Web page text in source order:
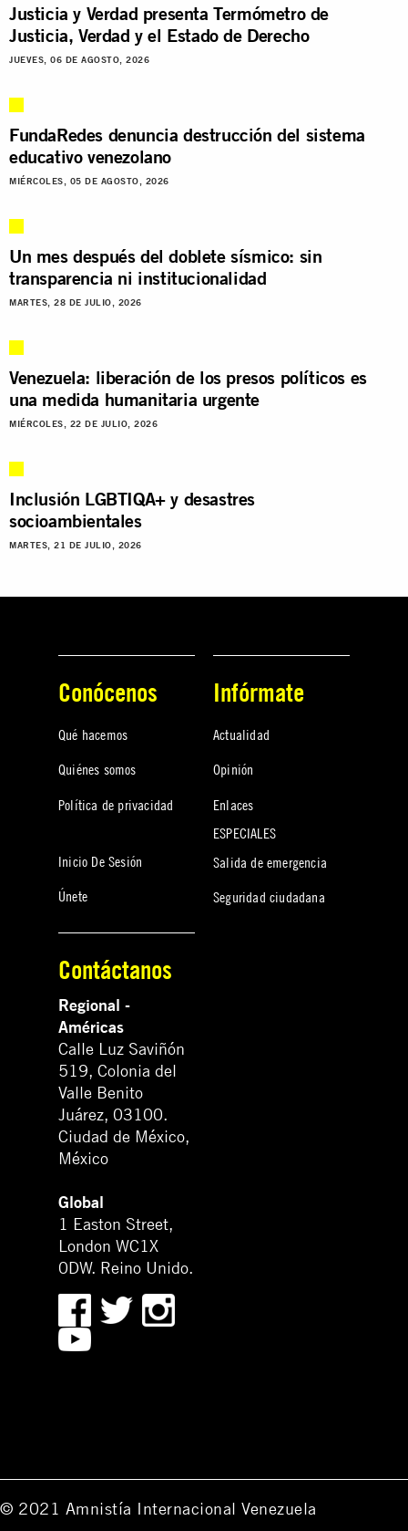
Justicia y Verdad presenta Termómetro de
Justicia, Verdad y el Estado de Derecho
JUEVES, 06 DE AGOSTO, 2026
FundaRedes denuncia destrucción del sistema
educativo venezolano
MIÉRCOLES, 05 DE AGOSTO, 2026
Un mes después del doblete sísmico: sin
transparencia ni institucionalidad
MARTES, 28 DE JULIO, 2026
Venezuela: liberación de los presos políticos es
una medida humanitaria urgente
MIÉRCOLES, 22 DE JULIO, 2026
Inclusión LGBTIQA+ y desastres
socioambientales
MARTES, 21 DE JULIO, 2026
Conócenos
Qué hacemos
Quiénes somos
Política de privacidad
Inicio De Sesión
Únete
Infórmate
Actualidad
Opinión
Enlaces
ESPECIALES
Salida de emergencia
Seguridad ciudadana
Contáctanos
Regional -
Américas
Calle Luz Saviñón
519, Colonia del
Valle Benito
Juárez, 03100.
Ciudad de México,
México
Global
1 Easton Street,
London WC1X
0DW. Reino Unido.
© 2021 Amnistía Internacional Venezuela